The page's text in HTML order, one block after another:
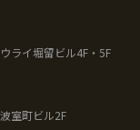
ライ堀留ビル4F・5F
室町ビル2F